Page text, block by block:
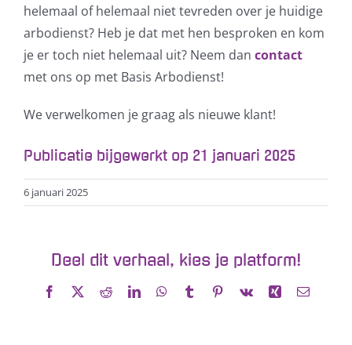
helemaal of helemaal niet tevreden over je huidige
arbodienst? Heb je dat met hen besproken en kom
je er toch niet helemaal uit? Neem dan contact
met ons op met Basis Arbodienst!
We verwelkomen je graag als nieuwe klant!
Publicatie bijgewerkt op 21 januari 2025
6 januari 2025
Deel dit verhaal, kies je platform!
Facebook
X RedditLinkedInWhatsApp
TumblrPinterest
Vk Xing E-